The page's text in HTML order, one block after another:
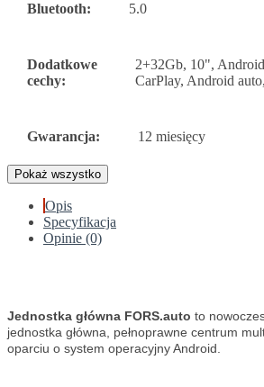
Bluetooth: 5.0
Dodatkowe
cechy:
2+32Gb, 10",
CarPlay, Android
Gwarancja: 12 miesięcy
Pokaż wszystko
Opis
Specyfikacja
Opinie (0)
Jednostka główna FORS.auto to
jednostka główna, pełnoprawne centrum
oparciu o system operacyjny Android.